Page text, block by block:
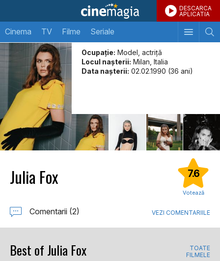
DESCARCA
APLICATIA
Cinema TV Filme Seriale
Ocupație: Model, actriță
Locul naşterii: Milan, Italia
Data naşterii: 02.02.1990 (36 ani)
Julia Fox 7.6
Votează
Comentarii (2) VEZI COMENTARIILE
Best of Julia Fox
TOATE
FILMELE